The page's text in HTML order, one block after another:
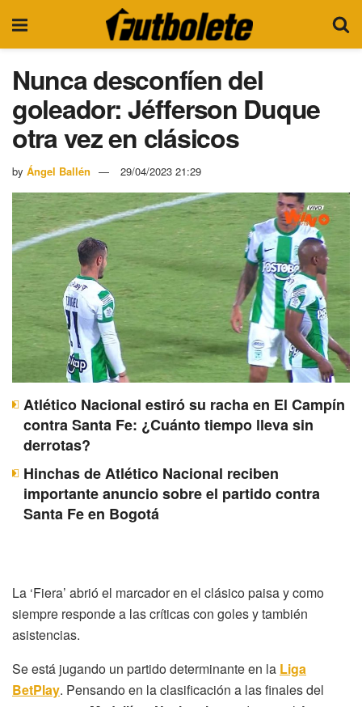
Nunca desconfíen del
goleador: Jéfferson Duque
otra vez en clásicos
by Ángel Ballén 29/04/2023 21:29
Atlético Nacional estiró su racha en El Campín
contra Santa Fe: ¿Cuánto tiempo lleva sin
derrotas?
Hinchas de Atlético Nacional reciben
importante anuncio sobre el partido contra
Santa Fe en Bogotá
La ‘Fiera’ abrió el marcador en el clásico paisa y como
siempre responde a las críticas con goles y también
asistencias.
Se está jugando un partido determinante en la Liga
BetPlay. Pensando en la clasificación a las finales del